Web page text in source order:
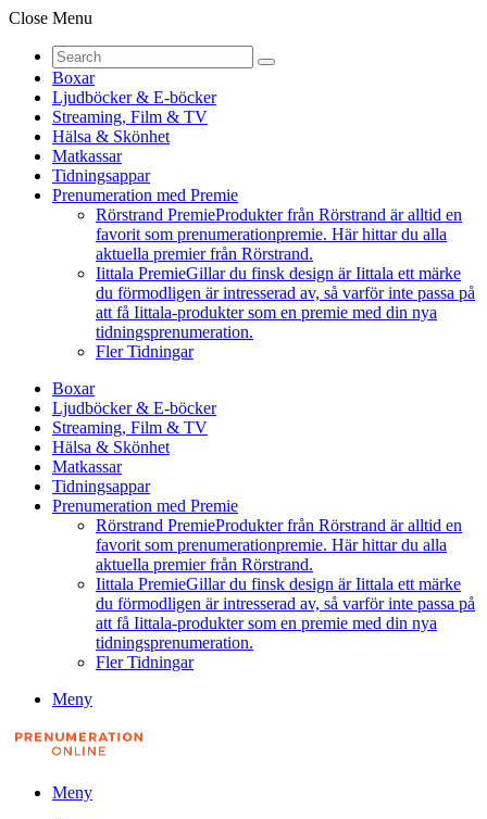
Close Menu
Boxar
Ljudböcker & E-böcker
Streaming, Film & TV
Hälsa & Skönhet
Matkassar
Tidningsappar
Prenumeration med Premie
Rörstrand PremieProdukter från Rörstrand är alltid en
favorit som prenumerationpremie. Här hittar du alla
aktuella premier från Rörstrand.
Iittala PremieGillar du finsk design är Iittala ett märke
du förmodligen är intresserad av, så varför inte passa på
att få Iittala-produkter som en premie med din nya
tidningsprenumeration.
Fler Tidningar
Boxar
Ljudböcker & E-böcker
Streaming, Film & TV
Hälsa & Skönhet
Matkassar
Tidningsappar
Prenumeration med Premie
Rörstrand PremieProdukter från Rörstrand är alltid en
favorit som prenumerationpremie. Här hittar du alla
aktuella premier från Rörstrand.
Iittala PremieGillar du finsk design är Iittala ett märke
du förmodligen är intresserad av, så varför inte passa på
att få Iittala-produkter som en premie med din nya
tidningsprenumeration.
Fler Tidningar
Meny
Meny